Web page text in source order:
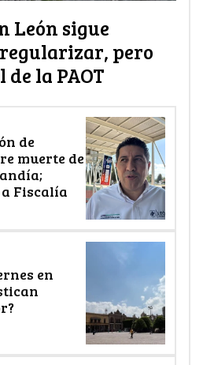
León sigue
pero
la PAOT
de
muerte de
Fiscalía
en